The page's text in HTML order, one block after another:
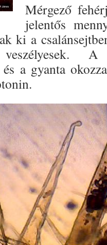
Mérgező
jelentős
ki a
veszélyesek. A
és a gyanta